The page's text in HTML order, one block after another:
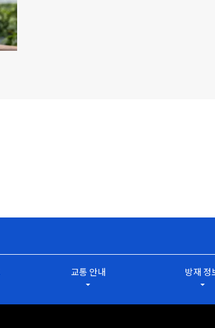
교통 안내
arrow_drop_down
방재 정
arrow_drop_down